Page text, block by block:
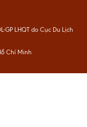
GP LHQT do Cục Du Lịch
Chí Minh